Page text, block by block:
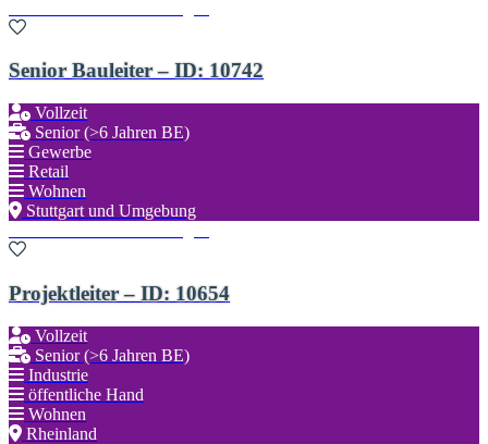
Senior Bauleiter – ID: 10742
Vollzeit
Senior (>6 Jahren BE)
Gewerbe
Retail
Wohnen
Stuttgart und Umgebung
Projektleiter – ID: 10654
Vollzeit
Senior (>6 Jahren BE)
Industrie
öffentliche Hand
Wohnen
Rheinland